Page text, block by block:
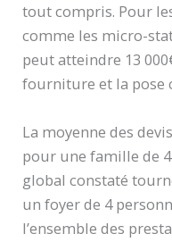
tout compris. Pour
comme les micro-
peut atteindre 13
fourniture et la pose
La moyenne des
pour une famille de
global constaté
un foyer de 4
l’ensemble des